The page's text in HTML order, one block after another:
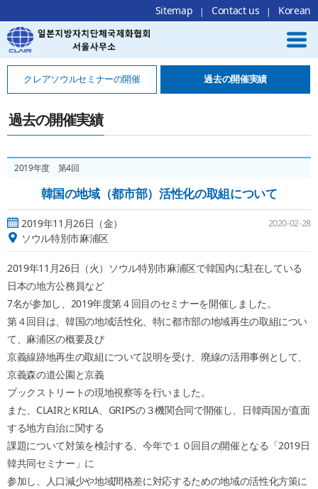
Local Navigation 바로가기
Contents 바로가기
Footer 바로가기
Sitemap Contact us Korean
クレアソウルセミナーの開催 過去の開催実績
過去の開催実績
2019年度 第4回
韓国の地域（都市部）活性化の取組について
2019年11月26日（金）
ソウル特別市麻浦区
2020-02-28
2019年11月26日（火）ソウル特別市麻浦区で韓国内に駐在している
日本の地方公務員など
7名が参加し、2019年度第４回目のセミナーを開催しました。
第４回目は、韓国の地域活性化、特に都市部の地域再生の取組につい
て、麻浦区の概要及び
京義線跡地再生の取組について説明を受け、廃線の活用事例として、
京義森の道公園と京義
ブックストリートの現地視察等を行いました。
また、CLAIRとKRILA、GRIPSの３機関合同で開催し、日韓両国が直面
する地方自治に関する
課題について対策を検討する、今年で１０回目の開催となる「2019日
韓共同セミナー」に
参加し、人口減少や地域間格差に対応するための地域の活性化方策に